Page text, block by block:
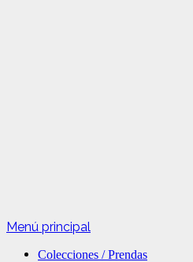
Menú principal
Colecciones / Prendas